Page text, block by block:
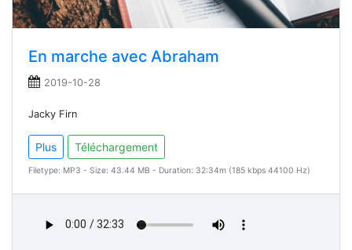
En marche avec Abraham
2019-10-28
Jacky Firn
Plus Téléchargement
Filetype: MP3 - Size: 43.44 MB - Duration: 32:34m (185 kbps 44100 Hz)